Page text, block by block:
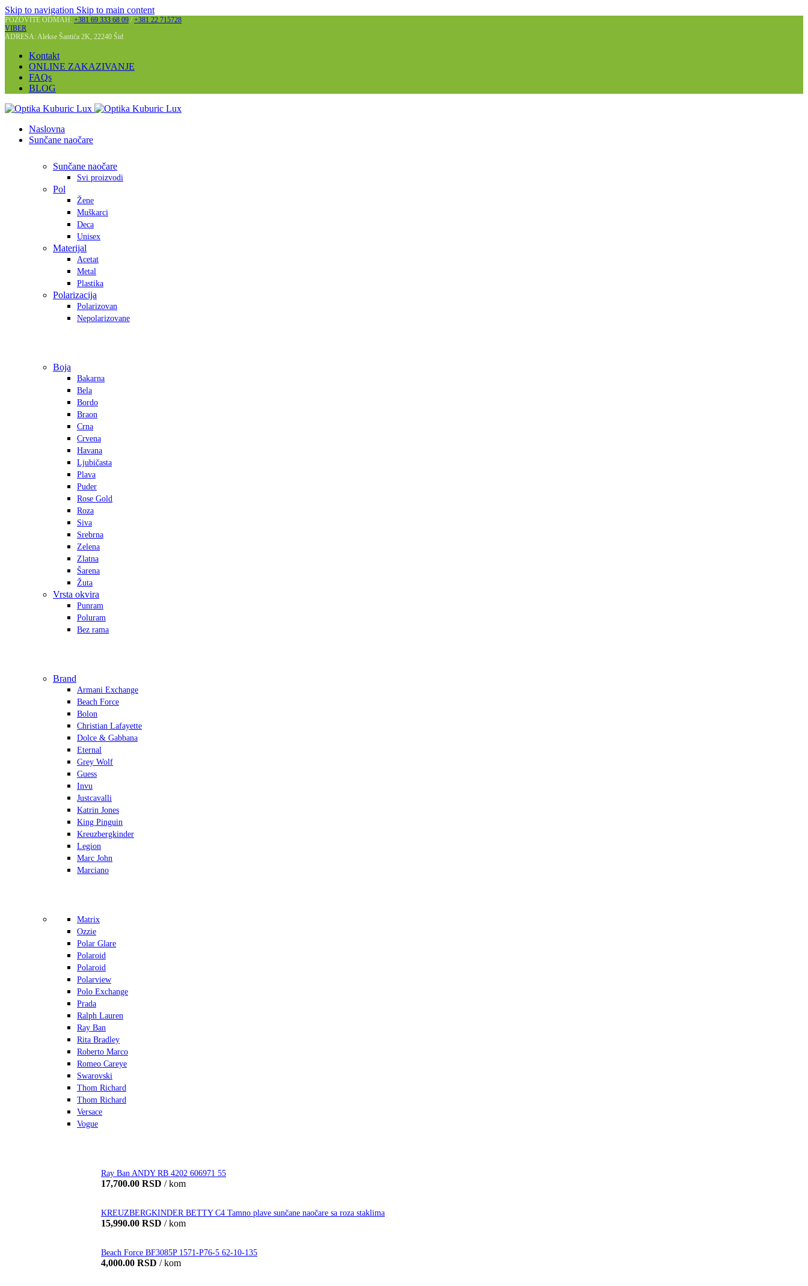
Skip to navigation Skip to main content
POZOVITE ODMAH: +381 69 333 68 09 /+381 22 715728
VIBER
ADRESA: Alekse Šantića 2K, 22240 Šid
Kontakt
ONLINE ZAKAZIVANJE
FAQs
BLOG
Naslovna
Sunčane naočare
Sunčane naočare
Svi proizvodi
Pol
Žene
Muškarci
Deca
Unisex
Materijal
Acetat
Metal
Plastika
Polarizacija
Polarizovan
Nepolarizovane
Boja
Bakarna
Bela
Bordo
Braon
Crna
Crvena
Havana
Ljubičasta
Plava
Puder
Rose Gold
Roza
Siva
Srebrna
Zelena
Zlatna
Šarena
Žuta
Vrsta okvira
Punram
Poluram
Bez rama
Brand
Armani Exchange
Beach Force
Bolon
Christian Lafayette
Dolce & Gabbana
Eternal
Grey Wolf
Guess
Invu
Justcavalli
Katrin Jones
King Pinguin
Kreuzbergkinder
Legion
Marc John
Marciano
Matrix
Ozzie
Polar Glare
Polaroid
Polaroid
Polarview
Polo Exchange
Prada
Ralph Lauren
Ray Ban
Rita Bradley
Roberto Marco
Romeo Careye
Swarovski
Thom Richard
Thom Richard
Versace
Vogue
Ray Ban ANDY RB 4202 606971 55
17,700.00 RSD / kom
KREUZBERGKINDER BETTY C4 Tamno plave sunčane naočare sa roza staklima
15,990.00 RSD / kom
Beach Force BF3085P 1571-P76-5 62-10-135
4,000.00 RSD / kom